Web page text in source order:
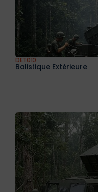
DET010
Balistique Extérieure